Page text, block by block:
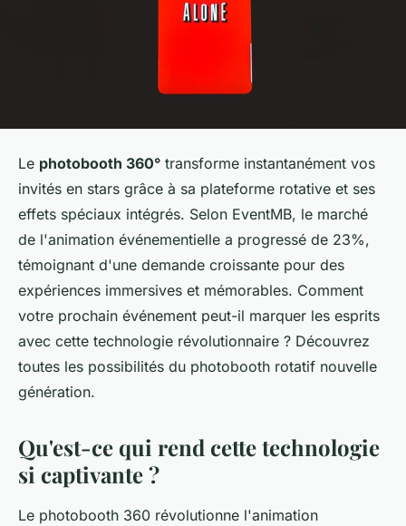
Le photobooth 360° transforme instantanément vos
invités en stars grâce à sa plateforme rotative et ses
effets spéciaux intégrés. Selon EventMB, le marché
de l'animation événementielle a progressé de 23%,
témoignant d'une demande croissante pour des
expériences immersives et mémorables. Comment
votre prochain événement peut-il marquer les esprits
avec cette technologie révolutionnaire ? Découvrez
toutes les possibilités du photobooth rotatif nouvelle
génération.
Qu'est-ce qui rend cette technologie
si captivante ?
Le photobooth 360 révolutionne l'animation